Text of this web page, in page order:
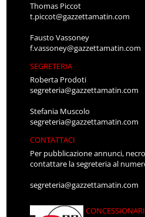
Thomas Piccot
t.piccot@gazzettamatin.com
Fausto Vassoney
f.vassoney@gazzettamatin.com
SEGRETERIA
Roberta Prodoti
segreteria@gazzettamatin.com
Stefania Muscolo
segreteria@gazzettamatin.com
CONTATTACI
Per pubblicazione annunci,
contattare la segreteria al
segreteria@gazzettamatin.com